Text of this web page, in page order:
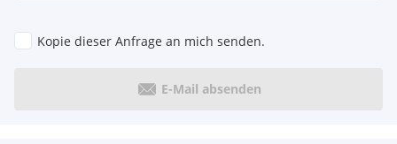
Kopie dieser Anfrage an mich senden.
E-Mail absenden